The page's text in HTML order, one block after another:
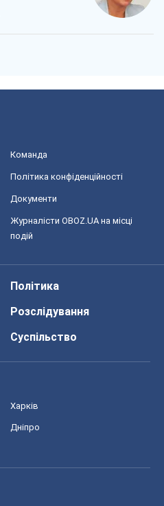
Команда
Політика конфіденційності
Документи
Журналісти OBOZ.UA на місці
подій
Політика
Розслідування
Суспільство
Харків
Дніпро